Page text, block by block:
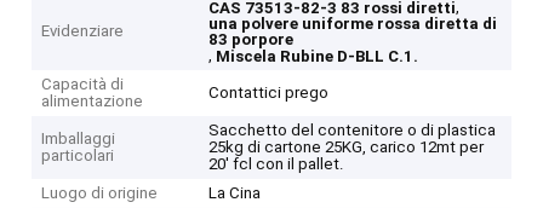
Evidenziare
CAS 73513-82-3 83 rossi diretti,
una polvere uniforme rossa diretta di
83 porpore
, Miscela Rubine D-BLL C.1.
Capacità di
alimentazione
Contattici prego
Imballaggi
particolari
Sacchetto del contenitore o di plastica
25kg di cartone 25KG, carico 12mt per
20' fcl con il pallet.
Luogo di origine
La Cina